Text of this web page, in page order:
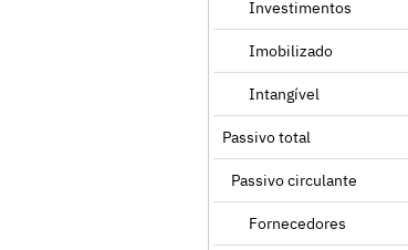
Investimentos
Imobilizado
Intangível
Passivo total
Passivo circulante
Fornecedores